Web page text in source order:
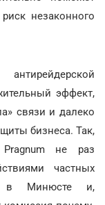
незаконного
эффект,
связи и далеко
бизнеса. Так,
не раз
частных
в Минюсте и,